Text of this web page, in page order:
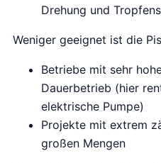
k
p
r
i
j
s
w
s
€
2
4
.
2
4
Drehung und
Weniger geeignet ist die
Betriebe mit sehr
Dauerbetrieb (hier
elektrische Pumpe)
Projekte mit extrem
großen Mengen